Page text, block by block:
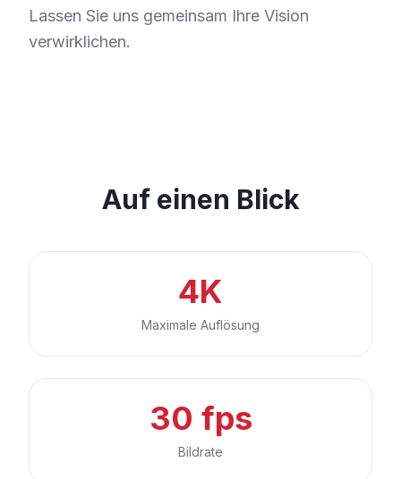
Lassen Sie uns gemeinsam Ihre Vision
verwirklichen.
Auf einen Blick
4K
Maximale Auflösung
30 fps
Bildrate